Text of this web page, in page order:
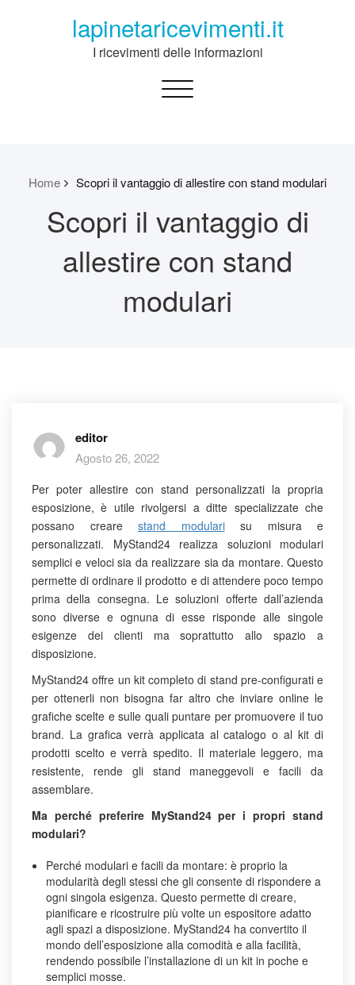
lapinetaricevimenti.it
I ricevimenti delle informazioni
Toggle
Home Scopri il vantaggio di allestire con stand modulari
Scopri il vantaggio di
allestire con stand
modulari
editor
Agosto 26, 2022
Per poter allestire con stand personalizzati la propria
esposizione, è utile rivolgersi a ditte specializzate che
possano creare stand modularisu misura e
personalizzati. MyStand24 realizza soluzioni modulari
semplici e veloci sia da realizzare sia da montare. Questo
permette di ordinare il prodotto e di attendere poco tempo
prima della consegna. Le soluzioni offerte dall’azienda
sono diverse e ognuna di esse risponde alle singole
esigenze dei clienti ma soprattutto allo spazio a
disposizione.
MyStand24 offre un kit completo di stand pre-configurati e
per ottenerli non bisogna far altro che inviare online le
grafiche scelte e sulle quali puntare per promuovere il tuo
brand. La grafica verrà applicata al catalogo o al kit di
prodotti scelto e verrà spedito. Il materiale leggero, ma
resistente, rende gli stand maneggevoli e facili da
assemblare.
Ma perché preferire MyStand24 per i propri stand
modulari?
Perché modulari e facili da montare: è proprio la
modularità degli stessi che gli consente di rispondere a
ogni singola esigenza. Questo permette di creare,
pianificare e ricostruire più volte un espositore adatto
agli spazi a disposizione. MyStand24 ha convertito il
mondo dell’esposizione alla comodità e alla facilità,
rendendo possibile l’installazione di un kit in poche e
semplici mosse.